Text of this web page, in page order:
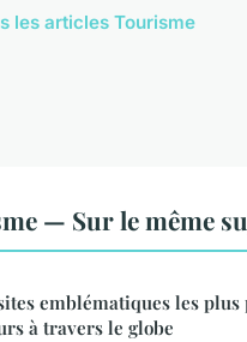
les articles Tourisme
— Sur le même
emblématiques les
à travers le globe